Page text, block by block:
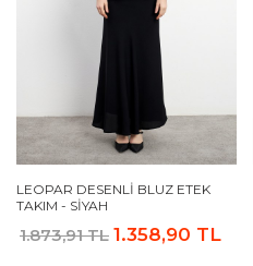
LEOPAR DESENLI BLUZ ETEK
TAKIM - SIYAH
1.873,91 TL 1.358,90 TL